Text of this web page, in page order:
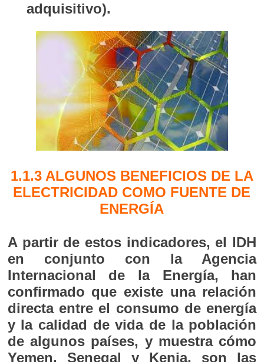
adquisitivo).
1.1.3 ALGUNOS BENEFICIOS DE LA
ELECTRICIDAD COMO FUENTE DE
ENERGÍA
A partir de estos indicadores, el IDH
en conjunto con la Agencia
Internacional de la Energía, han
confirmado que existe una relación
directa entre el consumo de energía
y la calidad de vida de la población
de algunos países, y muestra cómo
Yemen, Senegal y Kenia, son las